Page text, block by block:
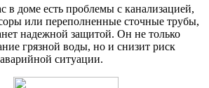
в доме есть проблемы с канализацией,
или переполненные сточные трубы,
надежной защитой. Он не только
грязной воды, но и снизит риск
ситуации.